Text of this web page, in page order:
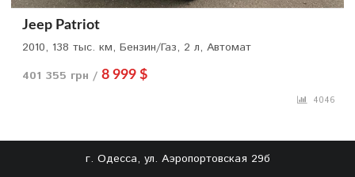
Jeep Patriot
2010, 138 тыс. км, Бензин/Газ, 2 л, Автомат
401 355 грн / 8 999 $
4046
г. Одесса, ул. Аэропортовская 29б